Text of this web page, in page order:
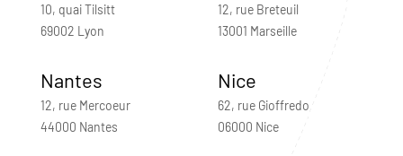
10, quai Tilsitt
69002 Lyon
12, rue Breteuil
13001 Marseille
Nantes
12, rue Mercoeur
44000 Nantes
Nice
62, rue Gioffredo
06000 Nice